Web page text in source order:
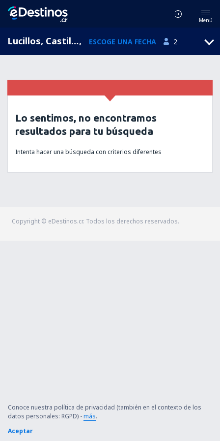
Menú
Lucillos, Castilla-La Mancha, España, ESCOGE UNA FECHA 2
Lo sentimos, no encontramos
resultados para tu búsqueda
Intenta hacer una búsqueda con criterios diferentes
Copyright © eDestinos.cr. Todos los derechos reservados.
Conoce nuestra política de privacidad (también en el contexto de los
datos personales: RGPD) -más.
Aceptar